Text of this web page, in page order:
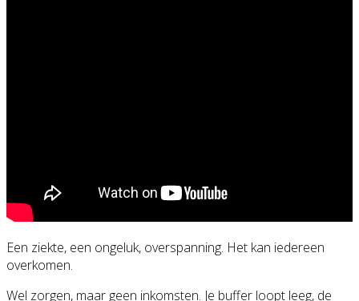
Een ziekte, een ongeluk, overspanning. Het kan iedereen
overkomen.
Wel zorgen, maar geen inkomsten. Je buffer loopt leeg, de